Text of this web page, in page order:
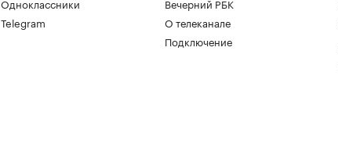
Одноклассники
Telegram
Вечерний РБК
О телеканале
Подключение